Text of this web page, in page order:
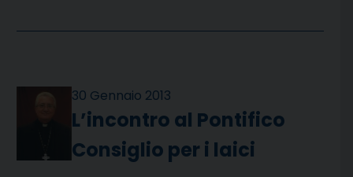
30 Gennaio 2013
L’incontro al Pontifico
Consiglio per i laici